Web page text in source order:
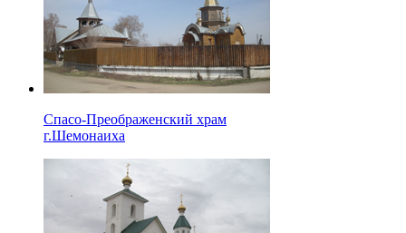
Спасо-Преображенский храм
г.Шемонаиха